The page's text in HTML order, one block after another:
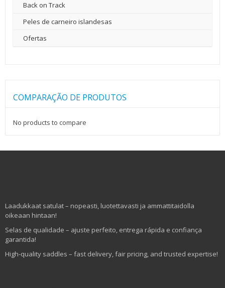
Back on Track
Peles de carneiro islandesas
Ofertas
COMPARAÇÃO DE PRODUTOS
No products to compare
Laadukkaat satulat – nopeasti, luotettavasti ja ammattitaidolla
oikeaan hintaan!
Selas de qualidade – ajuste perfeito, entrega rápida e confiança
garantida!
High-quality saddles – fast delivery, fair pricing, and trusted expertise!